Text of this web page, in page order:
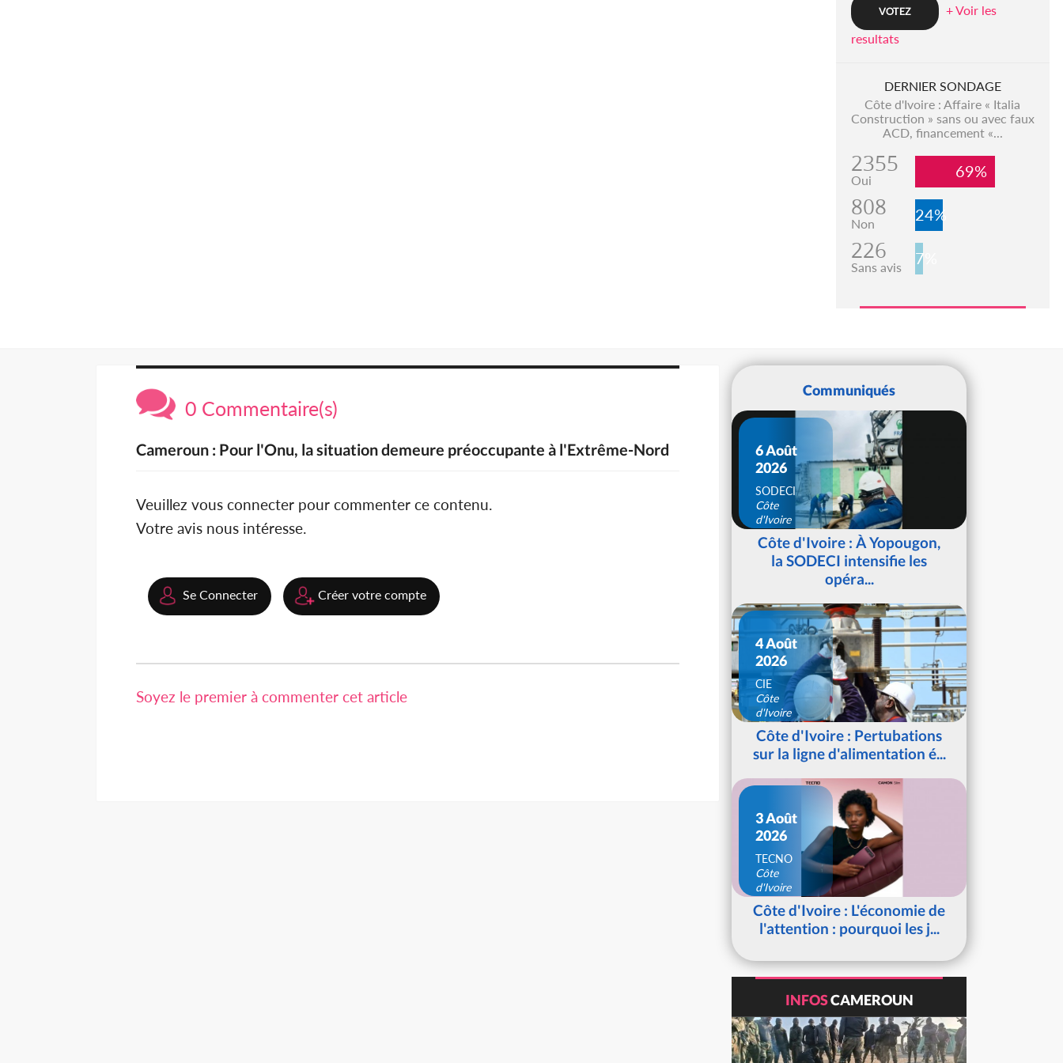
+ Voir les
resultats
DERNIER SONDAGE
Côte d'Ivoire : Affaire « Italia
Construction » sans ou avec faux
ACD, financement «...
2355
Oui 69%
808
Non 24%
226
Sans avis 7%
0 Commentaire(s)
Cameroun : Pour l'Onu, la situation demeure préoccupante à l'Extrême-Nord
Veuillez vous connecter pour commenter ce contenu.
Votre avis nous intéresse.
Se Connecter Créer votre compte
Soyez le premier à commenter cet article
Communiqués
6 Août
2026
SODECI
Côte
d'Ivoire
Côte d'Ivoire : À Yopougon,
la SODECI intensifie les
opéra...
4 Août
2026
CIE
Côte
d'Ivoire
Côte d'Ivoire : Pertubations
sur la ligne d'alimentation é...
3 Août
2026
TECNO
Côte
d'Ivoire
Côte d'Ivoire : L'économie de
l'attention : pourquoi les j...
INFOSCAMEROUN